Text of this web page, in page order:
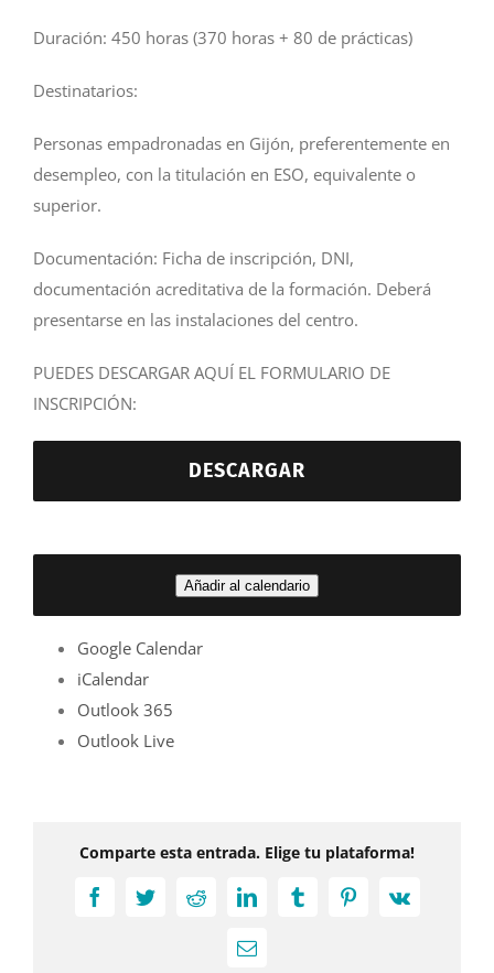
Duración: 450 horas (370 horas + 80 de prácticas)
Destinatarios:
Personas empadronadas en Gijón, preferentemente en
desempleo, con la titulación en ESO, equivalente o
superior.
Documentación: Ficha de inscripción, DNI,
documentación acreditativa de la formación. Deberá
presentarse en las instalaciones del centro.
PUEDES DESCARGAR AQUÍ EL FORMULARIO DE
INSCRIPCIÓN:
DESCARGAR
Añadir al calendario
Google Calendar
iCalendar
Outlook 365
Outlook Live
Comparte esta entrada. Elige tu plataforma!
FacebookTwitterRedditLinkedInTumblrPinterest
Vk
Correo